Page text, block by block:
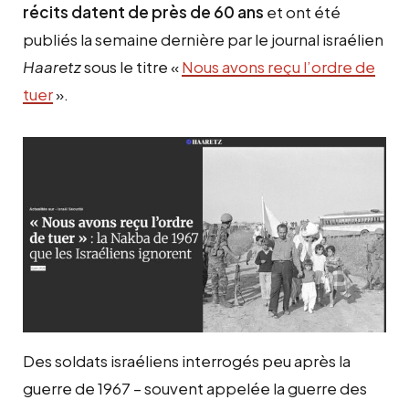
récits datent de près de 60 ans et ont été
publiés la semaine dernière par le journal israélien
Haaretzsous le titre «Nous avons reçu l’ordre de
tuer».
Des soldats israéliens interrogés peu après la
guerre de 1967 – souvent appelée la guerre des